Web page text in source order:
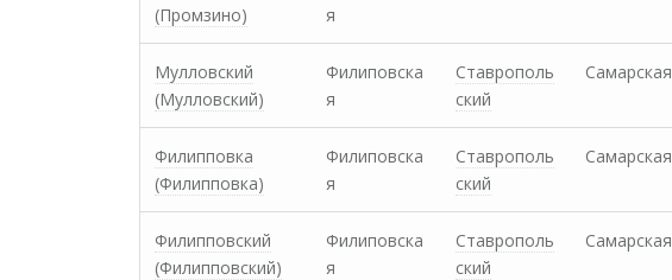
(Промзино)
я
Мулловский
(Мулловский)
Филиповска
я
Ставрополь
ский
Самарская
Филипповка
(Филипповка)
Филиповска
я
Ставрополь
ский
Самарская
Филипповский
(Филипповский)
Филиповска
я
Ставрополь
ский
Самарская